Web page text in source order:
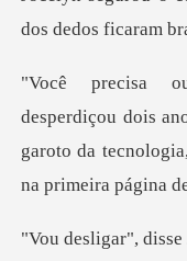
dos dedos ficaram b
garoto da